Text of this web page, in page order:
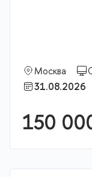
Москва
31.08.2026
150